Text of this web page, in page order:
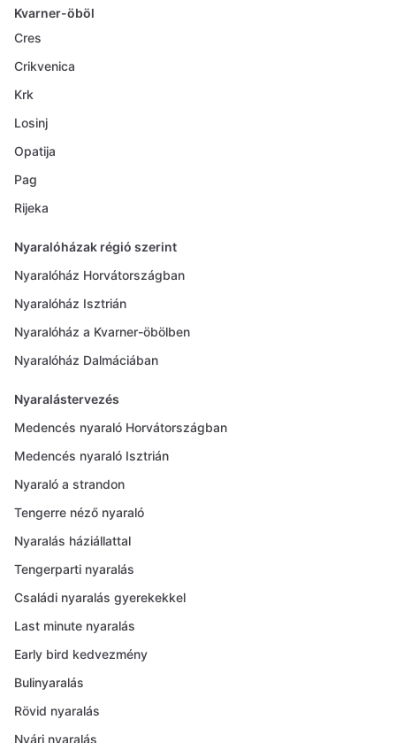
Kvarner-öböl
Cres
Crikvenica
Krk
Losinj
Opatija
Pag
Rijeka
Nyaralóházak régió szerint
Nyaralóház Horvátországban
Nyaralóház Isztrián
Nyaralóház a Kvarner-öbölben
Nyaralóház Dalmáciában
Nyaralástervezés
Medencés nyaraló Horvátországban
Medencés nyaraló Isztrián
Nyaraló a strandon
Tengerre néző nyaraló
Nyaralás háziállattal
Tengerparti nyaralás
Családi nyaralás gyerekekkel
Last minute nyaralás
Early bird kedvezmény
Bulinyaralás
Rövid nyaralás
Nyári nyaralás